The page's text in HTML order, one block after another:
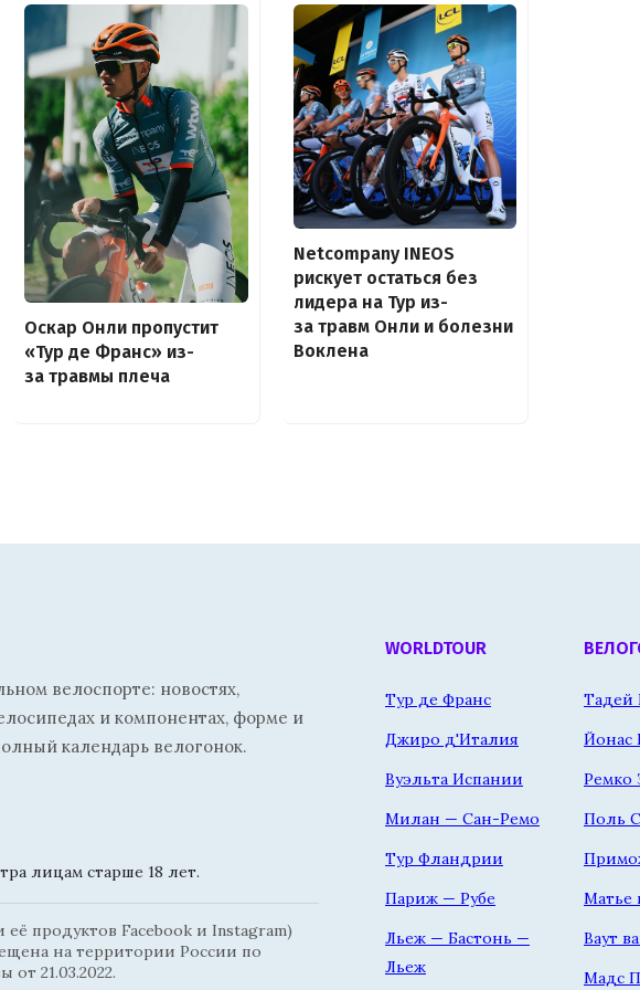
Оскар Онли пропустит
«Тур де Франс» из-
за травмы плеча
Netcompany INEOS
рискует остаться без
лидера на Тур из-
за травм Онли и болезни
Воклена
велоспорте: новостях,
и компонентах, форме и
календарь велогонок.
лицам старше 18 лет.
продуктов Facebook и Instagram)
на территории России по
21.03.2022.
WORLDTOUR
Тур де Франс
Джиро д'Италия
Вуэльта Испании
Милан — Сан-Ремо
Тур Фландрии
Париж — Рубе
Льеж — Бастонь —
Льеж
Тадей
Йонас
Ремко
Поль
Матье
Ваут
Мадс